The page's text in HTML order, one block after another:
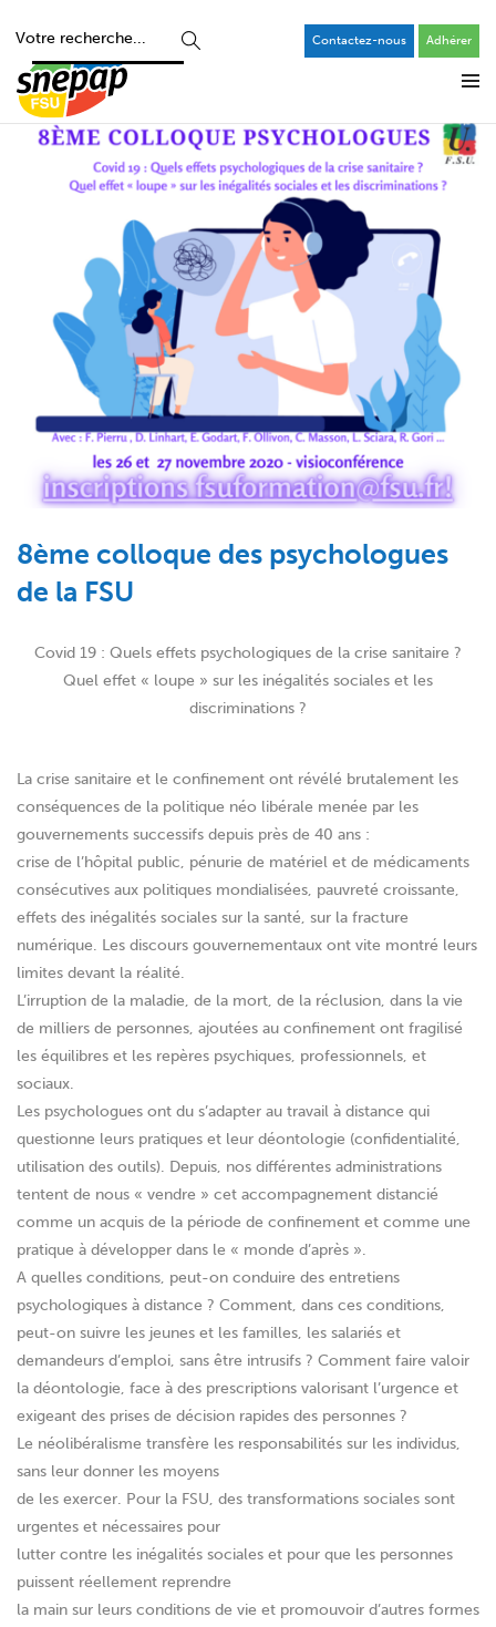
Contactez-nous Adhérer
8ème colloque des psychologues
de la FSU
Covid 19 : Quels effets psychologiques de la crise sanitaire ?
Quel effet « loupe » sur les inégalités sociales et les
discriminations ?
La crise sanitaire et le confinement ont révélé brutalement les
conséquences de la politique néo libérale menée par les
gouvernements successifs depuis près de 40 ans :
crise de l’hôpital public, pénurie de matériel et de médicaments
consécutives aux politiques mondialisées, pauvreté croissante,
effets des inégalités sociales sur la santé, sur la fracture
numérique. Les discours gouvernementaux ont vite montré leurs
limites devant la réalité.
L’irruption de la maladie, de la mort, de la réclusion, dans la vie
de milliers de personnes, ajoutées au confinement ont fragilisé
les équilibres et les repères psychiques, professionnels, et
sociaux.
Les psychologues ont du s’adapter au travail à distance qui
questionne leurs pratiques et leur déontologie (confidentialité,
utilisation des outils). Depuis, nos différentes administrations
tentent de nous « vendre » cet accompagnement distancié
comme un acquis de la période de confinement et comme une
pratique à développer dans le « monde d’après ».
A quelles conditions, peut-on conduire des entretiens
psychologiques à distance ? Comment, dans ces conditions,
peut-on suivre les jeunes et les familles, les salariés et
demandeurs d’emploi, sans être intrusifs ? Comment faire valoir
la déontologie, face à des prescriptions valorisant l’urgence et
exigeant des prises de décision rapides des personnes ?
Le néolibéralisme transfère les responsabilités sur les individus,
sans leur donner les moyens
de les exercer. Pour la FSU, des transformations sociales sont
urgentes et nécessaires pour
lutter contre les inégalités sociales et pour que les personnes
puissent réellement reprendre
la main sur leurs conditions de vie et promouvoir d’autres formes